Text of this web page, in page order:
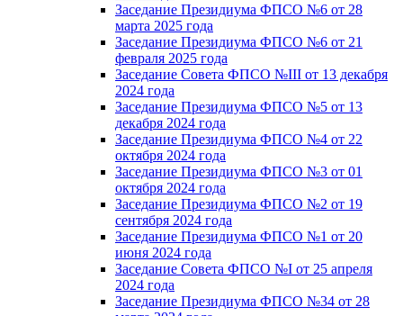
Заседание Президиума ФПСО №6 от 28
марта 2025 года
Заседание Президиума ФПСО №6 от 21
февраля 2025 года
Заседание Совета ФПСО №III от 13 декабря
2024 года
Заседание Президиума ФПСО №5 от 13
декабря 2024 года
Заседание Президиума ФПСО №4 от 22
октября 2024 года
Заседание Президиума ФПСО №3 от 01
октября 2024 года
Заседание Президиума ФПСО №2 от 19
сентября 2024 года
Заседание Президиума ФПСО №1 от 20
июня 2024 года
Заседание Совета ФПСО №I от 25 апреля
2024 года
Заседание Президиума ФПСО №34 от 28